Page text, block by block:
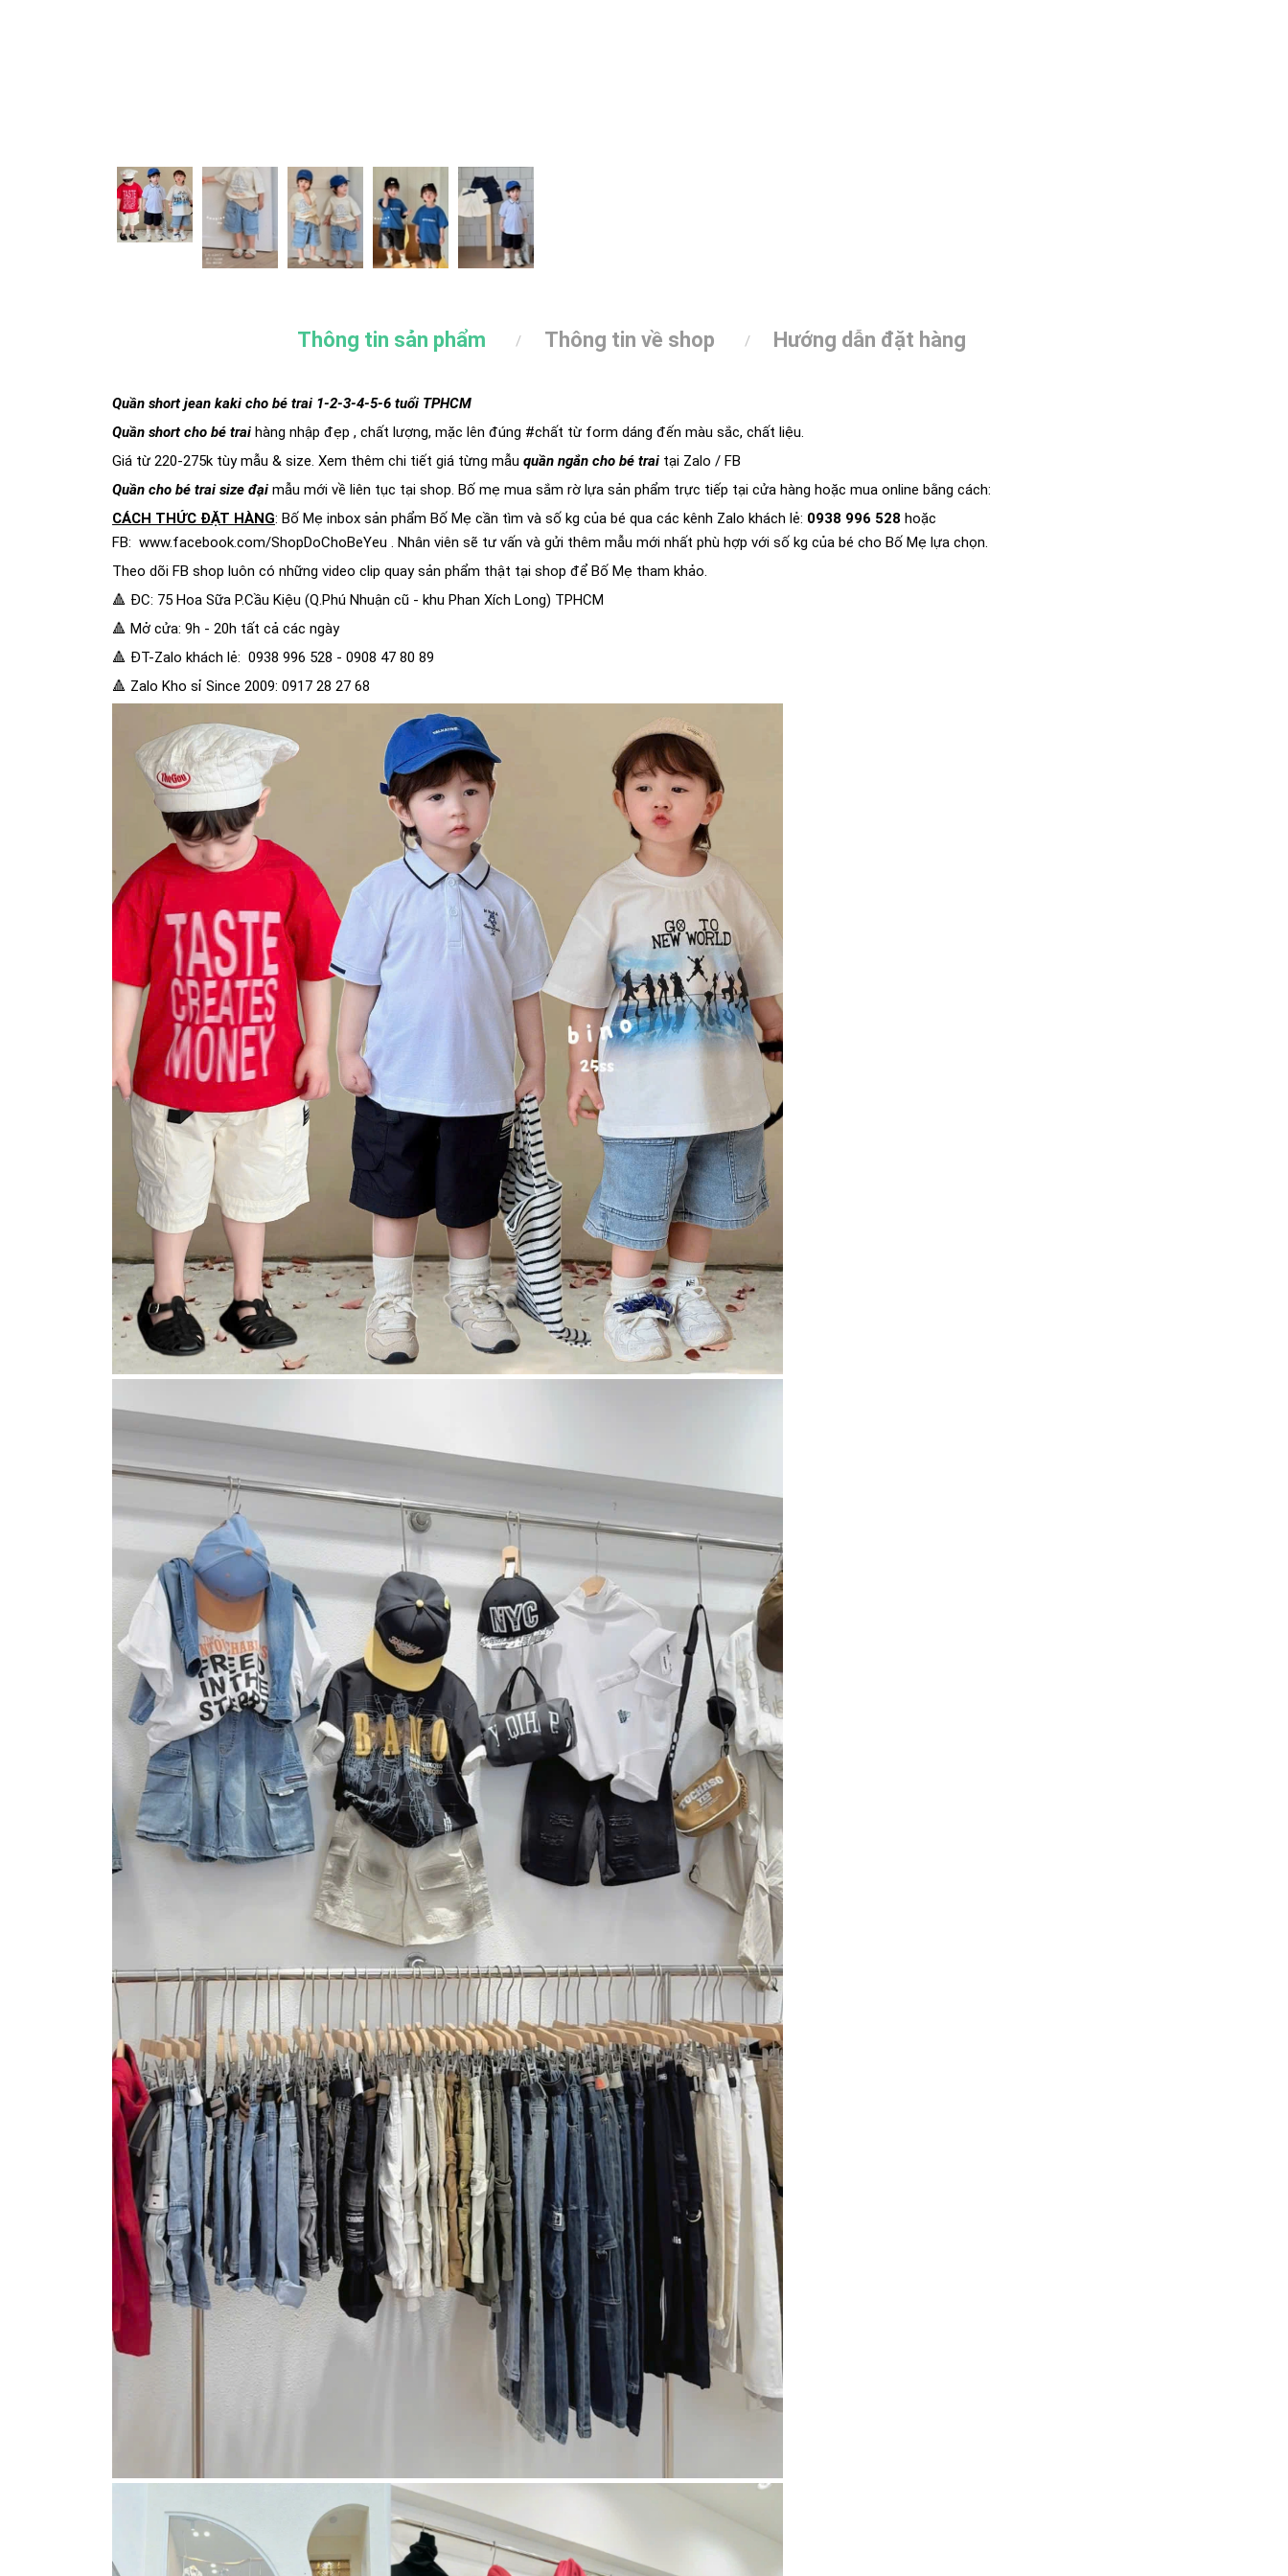
Thông tin sản phẩm Thông tin về shop Hướng dẫn đặt hàng
Quần short jean kaki cho bé trai 1-2-3-4-5-6 tuổi TPHCM
Quần short cho bé trai hàng nhập đẹp , chất lượng, mặc lên đúng #chất từ form dáng đến màu sắc, chất liệu.
Giá từ 220-275k tùy mẫu & size. Xem thêm chi tiết giá từng mẫu quần ngắn cho bé trai tại Zalo / FB
Quần cho bé trai size đại mẫu mới về liên tục tại shop. Bố mẹ mua sắm rờ lựa sản phẩm trực tiếp tại cửa hàng hoặc mua online bằng cách:
CÁCH THỨC ĐẶT HÀNG: Bố Mẹ inbox sản phẩm Bố Mẹ cần tìm và số kg của bé qua các kênh Zalo khách lẻ: 0938 996 528 hoặc
FB: www.facebook.com/ShopDoChoBeYeu . Nhân viên sẽ tư vấn và gửi thêm mẫu mới nhất phù hợp với số kg của bé cho Bố Mẹ lựa chọn.
Theo dõi FB shop luôn có những video clip quay sản phẩm thật tại shop để Bố Mẹ tham khảo.
🔺 ĐC: 75 Hoa Sữa P.Cầu Kiệu (Q.Phú Nhuận cũ - khu Phan Xích Long) TPHCM
🔺 Mở cửa: 9h - 20h tất cả các ngày
🔺 ĐT-Zalo khách lẻ: 0938 996 528 - 0908 47 80 89
🔺 Zalo Kho sỉ Since 2009: 0917 28 27 68